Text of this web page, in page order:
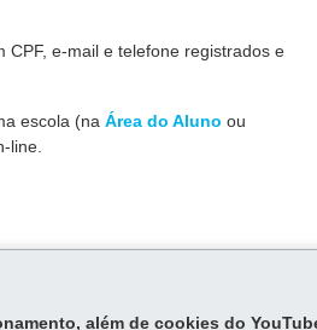
CPF, e-mail e telefone registrados e
escola (na Área do Aluno ou
line.
sistema ou entregues na escola.
além de cookies do